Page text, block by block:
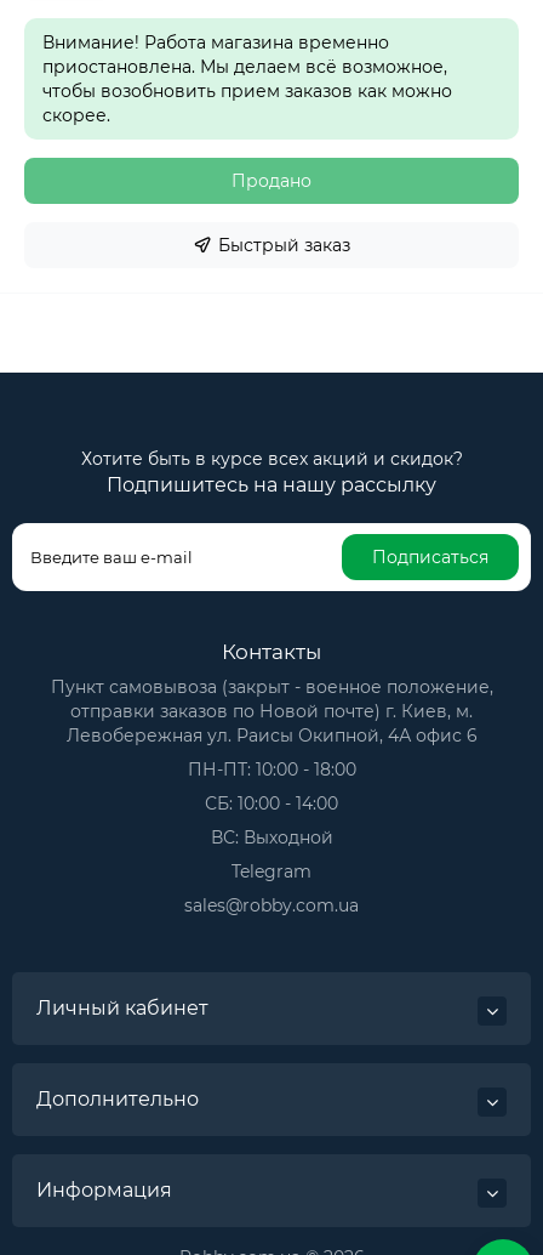
Внимание! Работа магазина временно
приостановлена. Мы делаем всё возможное,
чтобы возобновить прием заказов как можно
скорее.
Продано
Быстрый заказ
Хотите быть в курсе всех акций и скидок?
Подпишитесь на нашу рассылку
Подписаться
Контакты
Пункт самовывоза (закрыт - военное положение,
отправки заказов по Новой почте) г. Киев, м.
Левобережная ул. Раисы Окипной, 4А офис 6
ПН-ПТ: 10:00 - 18:00
СБ: 10:00 - 14:00
ВС: Выходной
Telegram
sales@robby.com.ua
Личный кабинет
Дополнительно
Информация